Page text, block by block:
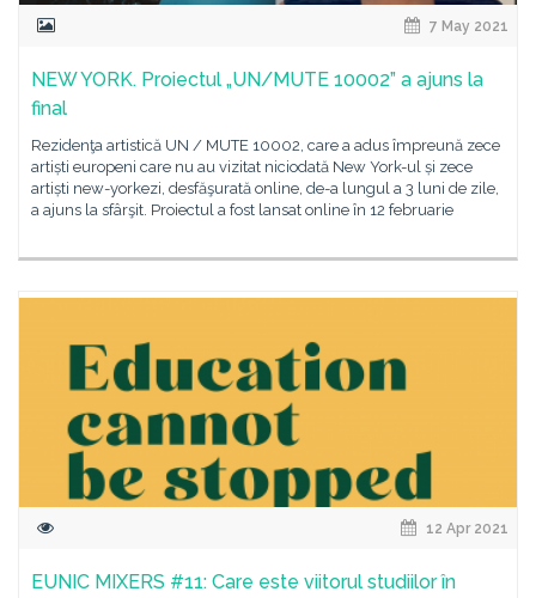
7 May 2021
NEW YORK. Proiectul „UN/MUTE 10002” a ajuns la
final
Rezidenţa artistică UN / MUTE 10002, care a adus împreună zece
artiști europeni care nu au vizitat niciodată New York-ul și zece
artiști new-yorkezi, desfăşurată online, de-a lungul a 3 luni de zile,
a ajuns la sfârşit. Proiectul a fost lansat online în 12 februarie
12 Apr 2021
EUNIC MIXERS #11: Care este viitorul studiilor în